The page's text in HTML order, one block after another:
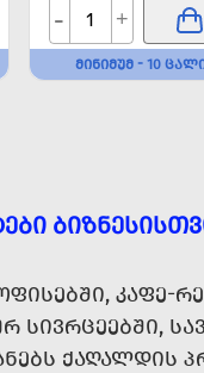
- +
ᲛᲘᲜᲘᲛᲣᲛ - 10
ᲙᲐᲤᲔ-
ᲡᲘᲕᲠᲪᲔᲔᲑᲨᲘ,
ᲥᲐᲦᲐᲚᲓᲘᲡ